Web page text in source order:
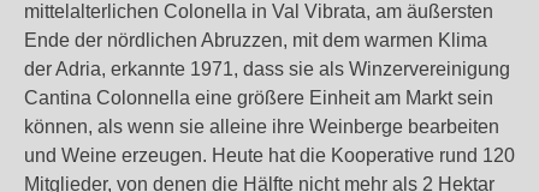
mittelalterlichen Colonella in Val Vibrata, am äußersten
Ende der nördlichen Abruzzen, mit dem warmen Klima
der Adria, erkannte 1971, dass sie als Winzervereinigung
Cantina Colonnella eine größere Einheit am Markt sein
können, als wenn sie alleine ihre Weinberge bearbeiten
und Weine erzeugen. Heute hat die Kooperative rund 120
Mitglieder, von denen die Hälfte nicht mehr als 2 Hektar